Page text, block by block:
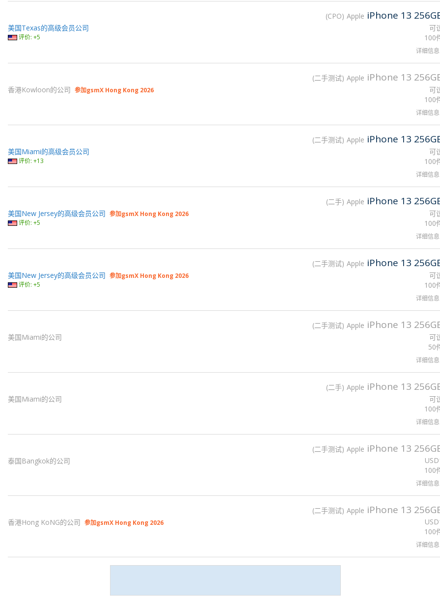
CPO Apple iPhone 13
可
100
美国Texas的高级会员公司
评价: +5
详细信息
二手测试 Apple iPhone 13
可
100
香港Kowloon的公司 参加gsmX Hong Kong 2026
详细信息
二手测试 Apple iPhone 13
可
100
美国Miami的高级会员公司
评价: +13
详细信息
二手 Apple iPhone 13
可
100
美国New Jersey的高级会员公司 参加gsmX Hong Kong 2026
评价: +5
详细信息
二手测试 Apple iPhone 13
可
100
美国New Jersey的高级会员公司 参加gsmX Hong Kong 2026
评价: +5
详细信息
二手测试 Apple iPhone 13
可
50
美国Miami的公司
详细信息
二手 Apple iPhone 13
可
100
美国Miami的公司
详细信息
二手测试 Apple iPhone 13
USD
100
泰国Bangkok的公司
详细信息
二手测试 Apple iPhone 13
USD
100
香港Hong KoNG的公司 参加gsmX Hong Kong 2026
详细信息